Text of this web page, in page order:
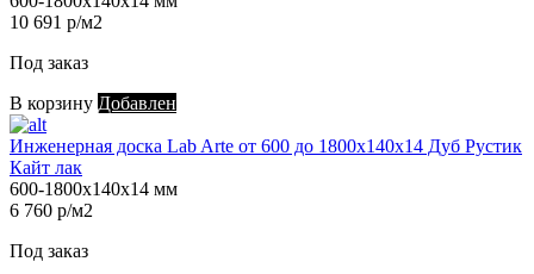
10 691 р/м2
Под заказ
В корзину Добавлен
Инженерная доска Lab Arte от 600 до 1800х140х14 Дуб Рустик
Кайт лак
600-1800х140х14 мм
6 760 р/м2
Под заказ